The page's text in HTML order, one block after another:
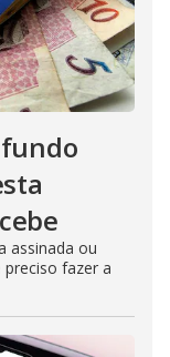
assinada ou
fazer a